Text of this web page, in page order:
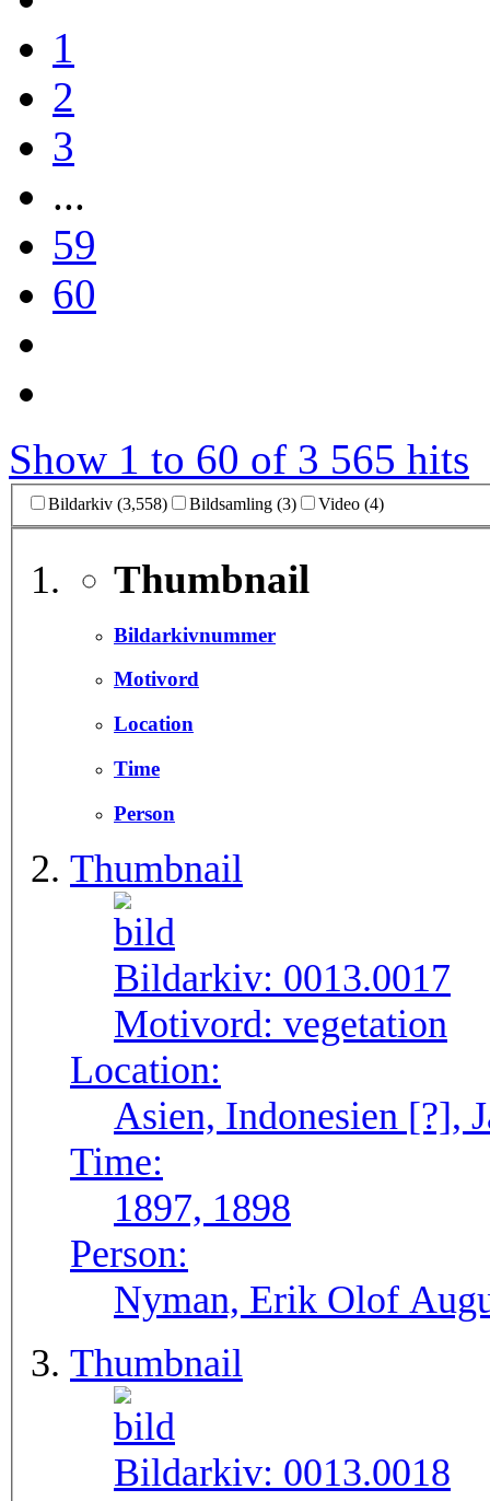
1
2
3
...
59
60
Show 1 to 60 of 3 565 hits
Bildarkiv (3,558) Bildsamling (3) Video (4)
Thumbnail
Bildarkivnummer
Motivord
Location
Time
Person
Thumbnail
Bildarkiv: 0013.0017
Motivord: vegetation
Location:
Asien, Indonesien [?],
Time:
1897, 1898
Person:
Nyman, Erik Olof
Thumbnail
Bildarkiv: 0013.0018